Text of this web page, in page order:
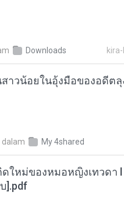
Downloads
าวน้อยในอุ้งมือของอดีตลุ
dalam My 4shared
ดใหม่ของหมอหญิงเทวดา
].pdf